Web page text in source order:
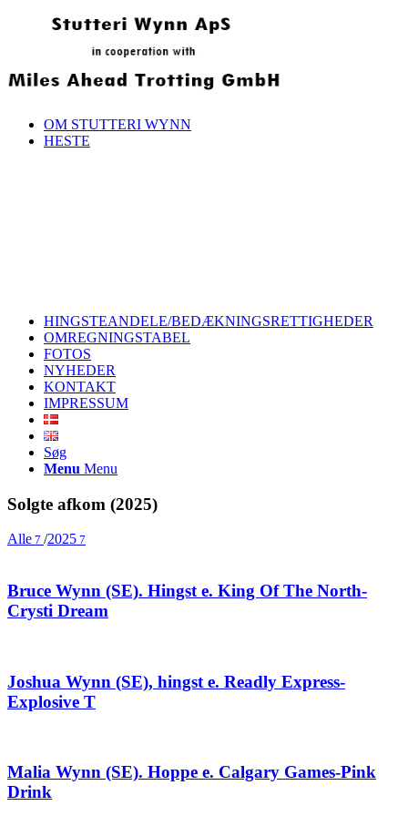
OM STUTTERI WYNN
HESTE
HINGSTEANDELE/BEDÆKNINGSRETTIGHEDER
OMREGNINGSTABEL
FOTOS
NYHEDER
KONTAKT
IMPRESSUM
Søg
Menu Menu
Solgte afkom (2025)
Alle 7 /2025 7
Bruce Wynn (SE). Hingst e. King Of The North-
Crysti Dream
Joshua Wynn (SE), hingst e. Readly Express-
Explosive T
Malia Wynn (SE). Hoppe e. Calgary Games-Pink
Drink